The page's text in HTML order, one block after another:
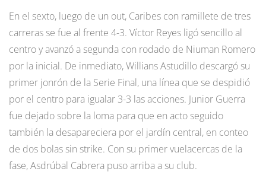
En el sexto, luego de un out, Caribes con ramillete de tres
carreras se fue al frente 4-3. Víctor Reyes ligó sencillo al
centro y avanzó a segunda con rodado de Niuman Romero
por la inicial. De inmediato, Willians Astudillo descargó su
primer jonrón de la Serie Final, una línea que se despidió
por el centro para igualar 3-3 las acciones. Junior Guerra
fue dejado sobre la loma para que en acto seguido
también la desapareciera por el jardín central, en conteo
de dos bolas sin strike. Con su primer vuelacercas de la
fase, Asdrúbal Cabrera puso arriba a su club.